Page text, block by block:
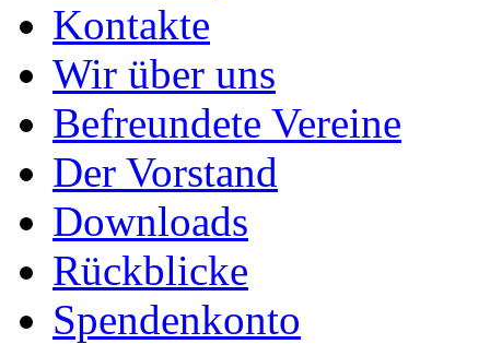
Kontakte
Wir über uns
Befreundete Vereine
Der Vorstand
Downloads
Rückblicke
Spendenkonto